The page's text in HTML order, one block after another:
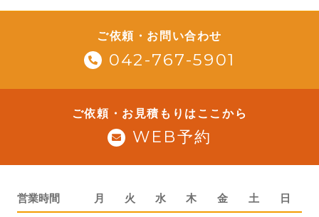
ご依頼・お問い合わせ
042-767-5901
ご依頼・お見積もりはここから
WEB予約
営業時間 月 火 水 木 金 土 日